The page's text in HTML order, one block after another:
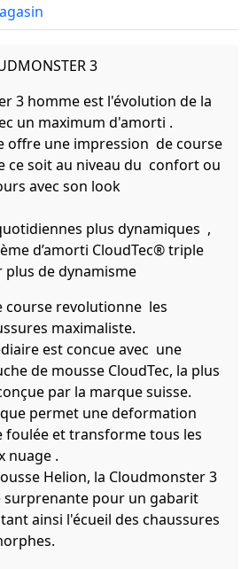
3
3 homme est l'évolution de la
un maximum d'amorti .
offre une impression de course
ce soit au niveau du confort ou
avec son look
plus dynamiques ,
d’amorti CloudTec® triple
de dynamisme
course revolutionne les
maximaliste.
est concue avec une
de mousse CloudTec, la plus
par la marque suisse.
permet une deformation
foulée et transforme tous les
nuage .
Helion, la Cloudmonster 3
pour un gabarit
ainsi l'écueil des chaussures